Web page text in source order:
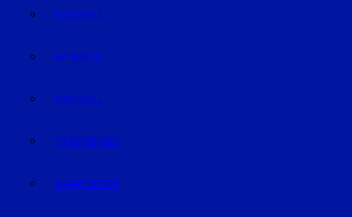
FUSSBALL
HANDBALL
FOOTBALL
TRABRENNEN
KAMPFSPORT